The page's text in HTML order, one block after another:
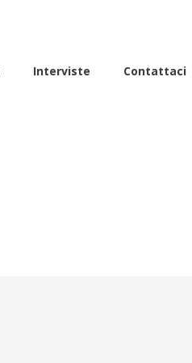
Interviste Contattaci